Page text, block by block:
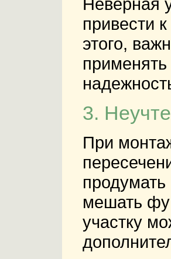
привести
этого,
3.
При
мешать
участку